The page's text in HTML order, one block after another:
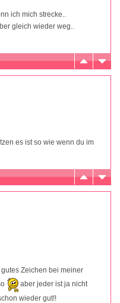
ich mich strecke..
gleich wieder weg..
es ist so wie wenn du im
Zeichen bei meiner
aber jeder ist ja nicht
wieder gut!!